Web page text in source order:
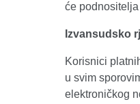
će
Izvansudsko
Korisnici
u svim
elektroničkog